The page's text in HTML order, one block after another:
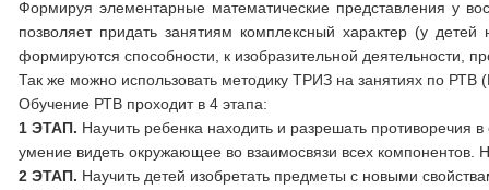
Формируя элементарные математические представления у
позволяет придать занятиям комплексный характер (у
формируются способности, к изобразительной деятельности,
Так же можно использовать методику ТРИЗ на занятиях по РТВ
Обучение РТВ проходит в 4 этапа:
1 ЭТАП. Научить ребенка находить и разрешать противоречия
умение видеть окружающее во взаимосвязи всех компонентов.
2 ЭТАП. Научить детей изобретать предметы с новыми